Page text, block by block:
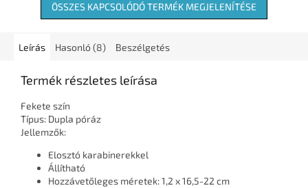
ÖSSZES KAPCSOLÓDÓ TERMÉK MEGJELENÍTÉSE
Leírás Hasonló (8) Beszélgetés
Termék részletes leírása
Fekete szín
Típus: Dupla póráz
Jellemzők:
Elosztó karabinerekkel
Állítható
Hozzávetőleges méretek: 1,2 x 16,5-22 cm